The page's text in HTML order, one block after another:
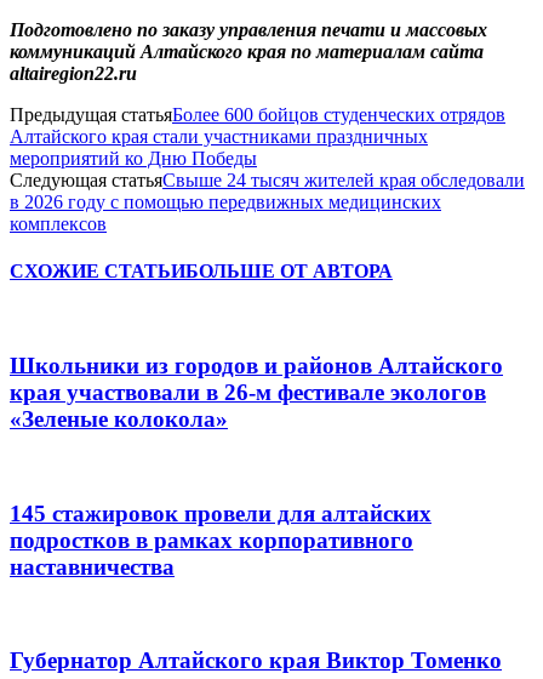
Подготовлено по заказу управления печати и массовых
коммуникаций Алтайского края по материалам сайта
altairegion22.ru
Предыдущая статьяБолее 600 бойцов студенческих отрядов
Алтайского края стали участниками праздничных
мероприятий ко Дню Победы
Следующая статьяСвыше 24 тысяч жителей края обследовали
в 2026 году с помощью передвижных медицинских
комплексов
СХОЖИЕ СТАТЬИБОЛЬШЕ ОТ АВТОРА
Школьники из городов и районов Алтайского
края участвовали в 26-м фестивале экологов
«Зеленые колокола»
145 стажировок провели для алтайских
подростков в рамках корпоративного
наставничества
Губернатор Алтайского края Виктор Томенко